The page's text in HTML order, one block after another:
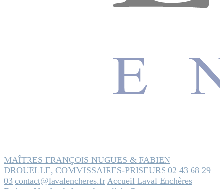
MAÎTRES FRANÇOIS NUGUES & FABIEN
DROUELLE, COMMISSAIRES-PRISEURS 02 43 68 29
03 contact@lavalencheres.fr Accueil Laval Enchères